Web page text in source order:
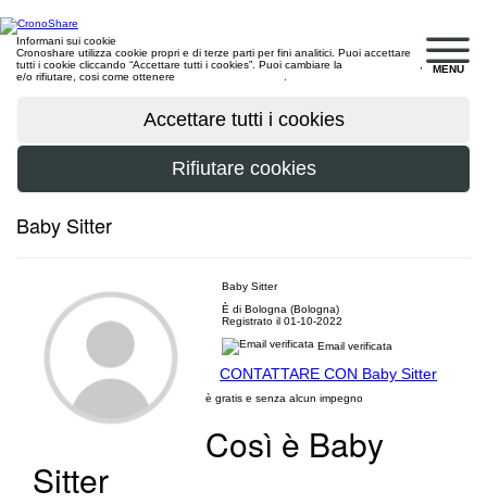
MENU
Informani sui cookie
Cronoshare utilizza cookie propri e di terze parti per fini analitici. Puoi accettare
tutti i cookie cliccando “Accettare tutti i cookies”. Puoi cambiare la
e/o rifiutare, cosi come ottenere
Baby Sitter
Baby Sitter
È di Bologna (Bologna)
Registrato il 01-10-2022
Email verificata
CONTATTARE CON Baby Sitter
è gratis e senza alcun impegno
Così è Baby
Sitter